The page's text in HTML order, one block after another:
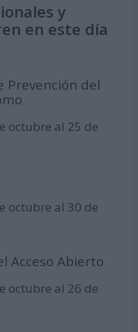
y
en este día
Prevención del
octubre al 25 de
octubre al 30 de
Acceso Abierto
octubre al 26 de